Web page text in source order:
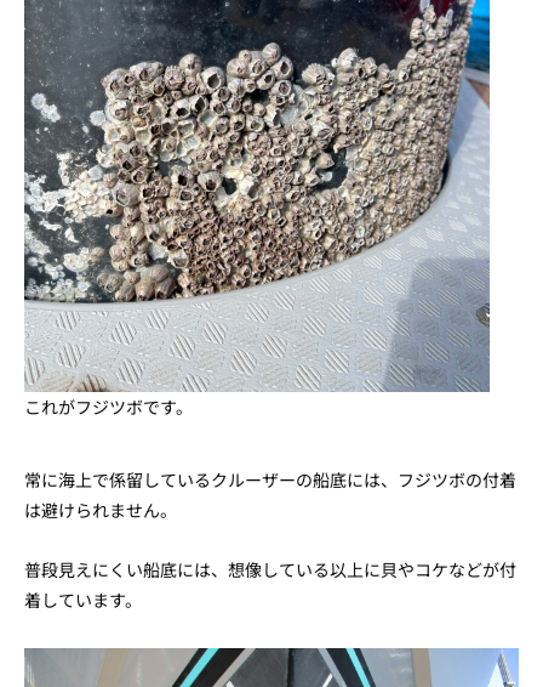
これがフジツボです。
常に海上で係留しているクルーザーの船底には、フジツボの付着
は避けられません。
普段見えにくい船底には、想像している以上に貝やコケなどが付
着しています。